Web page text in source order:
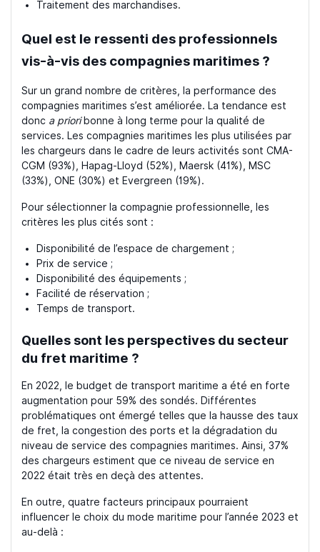
Traitement des marchandises.
Quel est le ressenti des professionnels
vis-à-vis des compagnies maritimes ?
Sur un grand nombre de critères, la performance des
compagnies maritimes s’est améliorée. La tendance est
donc a prioribonne à long terme pour la qualité de
services. Les compagnies maritimes les plus utilisées par
les chargeurs dans le cadre de leurs activités sont CMA-
CGM (93%), Hapag-Lloyd (52%), Maersk (41%), MSC
(33%), ONE (30%) et Evergreen (19%).
Pour sélectionner la compagnie professionnelle, les
critères les plus cités sont :
Disponibilité de l’espace de chargement ;
Prix de service ;
Disponibilité des équipements ;
Facilité de réservation ;
Temps de transport.
Quelles sont les perspectives du secteur
du fret maritime ?
En 2022, le budget de transport maritime a été en forte
augmentation pour 59% des sondés. Différentes
problématiques ont émergé telles que la hausse des taux
de fret, la congestion des ports et la dégradation du
niveau de service des compagnies maritimes. Ainsi, 37%
des chargeurs estiment que ce niveau de service en
2022 était très en deçà des attentes.
En outre, quatre facteurs principaux pourraient
influencer le choix du mode maritime pour l’année 2023 et
au-delà :